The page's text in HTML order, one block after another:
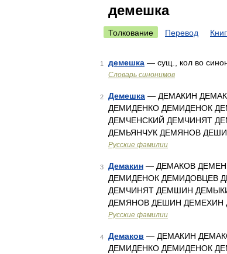
демешка
Толкование Перевод
1 демешка — сущ., кол во
Словарь синонимов
2 Демешка — ДЕМАКИН
ДЕМИДЕНКО ДЕМИДЕНОК
ДЕМЧЕНСКИЙ ДЕМЧИНЯТ
ДЕМЬЯНЧУК ДЕМЯНОВ
Русские фамилии
3 Демакин — ДЕМАКОВ
ДЕМИДЕНОК ДЕМИДОВЦЕВ
ДЕМЧИНЯТ ДЕМШИН
ДЕМЯНОВ ДЕШИН ДЕМЕХИН
Русские фамилии
4 Демаков — ДЕМАКИН
ДЕМИДЕНКО ДЕМИДЕНОК